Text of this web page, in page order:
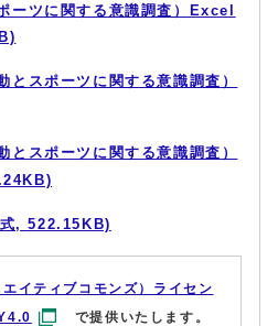
ーツに関する意識調査）Excel
とスポーツに関する意識調査）
とスポーツに関する意識調査）
, 522.15KB)
イティブコモンズ）ライセン
で提供いたします。